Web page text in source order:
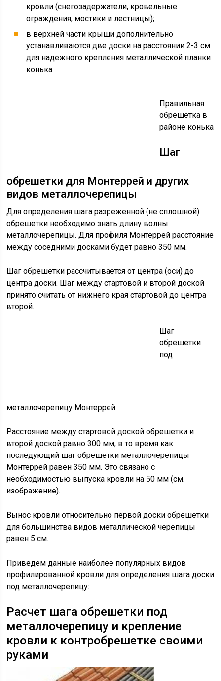
кровли (снегозадержатели, кровельные
ограждения, мостики и лестницы);
в верхней части крыши дополнительно
устанавливаются две доски на расстоянии 2-3 см
для надежного крепления металлической планки
конька.
Правильная
обрешетка в
районе конька
Шаг
обрешетки для Монтеррей и других
видов металлочерепицы
Для определения шага разреженной (не сплошной)
обрешетки необходимо знать длину волны
металлочерепицы. Для профиля Монтеррей расстояние
между соседними досками будет равно 350 мм.
Шаг обрешетки рассчитывается от центра (оси) до
центра доски. Шаг между стартовой и второй доской
принято считать от нижнего края стартовой до центра
второй.
Шаг
обрешетки
под
металлочерепицу Монтеррей
Расстояние между стартовой доской обрешетки и
второй доской равно 300 мм, в то время как
последующий шаг обрешетки металлочерепицы
Монтеррей равен 350 мм. Это связано с
необходимостью выпуска кровли на 50 мм (см.
изображение).
Вынос кровли относительно первой доски обрешетки
для большинства видов металлической черепицы
равен 5 см.
Приведем данные наиболее популярных видов
профилированной кровли для определения шага доски
под металлочерепицу:
Расчет шага обрешетки под
металлочерепицу и крепление
кровли к контробрешетке своими
руками